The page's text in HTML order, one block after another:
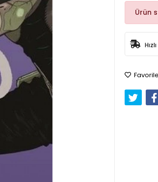
Ürün